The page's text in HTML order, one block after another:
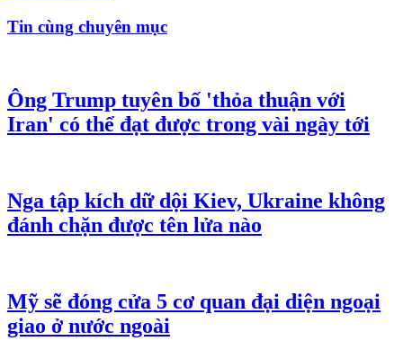
Tin cùng chuyên mục
Ông Trump tuyên bố 'thỏa thuận với
Iran' có thể đạt được trong vài ngày tới
Nga tập kích dữ dội Kiev, Ukraine không
đánh chặn được tên lửa nào
Mỹ sẽ đóng cửa 5 cơ quan đại diện ngoại
giao ở nước ngoài